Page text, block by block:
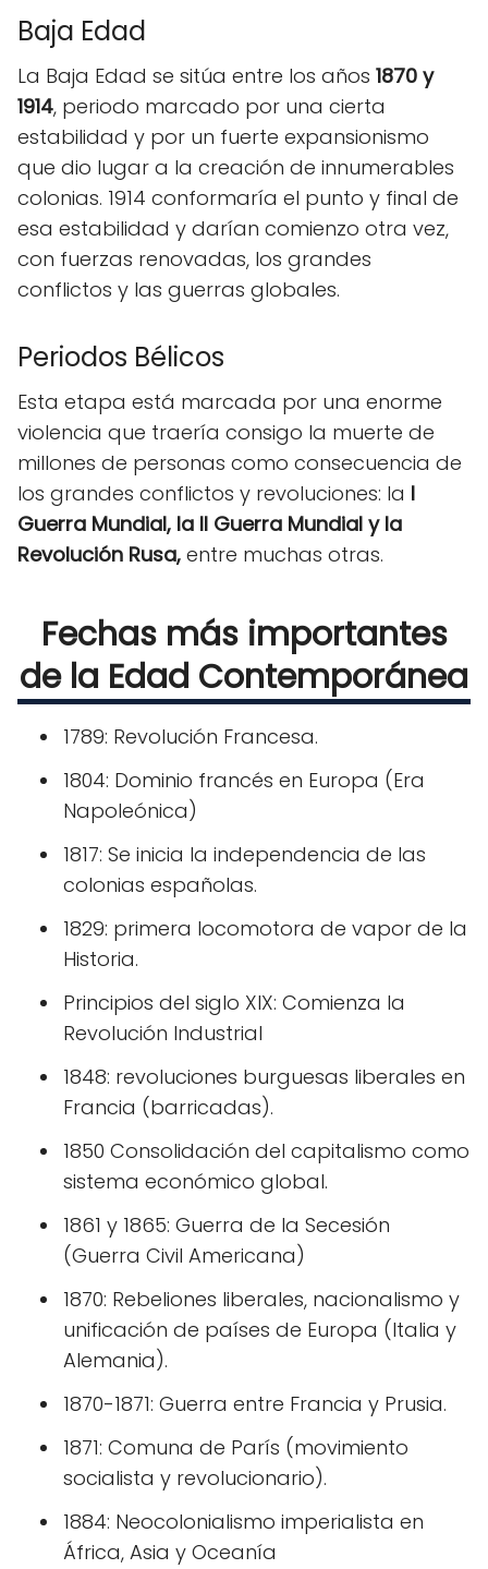
Baja Edad
La Baja Edad se sitúa entre los años 1870 y
1914, periodo marcado por una cierta
estabilidad y por un fuerte expansionismo
que dio lugar a la creación de innumerables
colonias. 1914 conformaría el punto y final de
esa estabilidad y darían comienzo otra vez,
con fuerzas renovadas, los grandes
conflictos y las guerras globales.
Periodos Bélicos
Esta etapa está marcada por una enorme
violencia que traería consigo la muerte de
millones de personas como consecuencia de
los grandes conflictos y revoluciones: la I
Guerra Mundial, la II Guerra Mundial y la
Revolución Rusa, entre muchas otras.
Fechas más importantes
de la Edad Contemporánea
1789: Revolución Francesa.
1804: Dominio francés en Europa (Era
Napoleónica)
1817: Se inicia la independencia de las
colonias españolas.
1829: primera locomotora de vapor de la
Historia.
Principios del siglo XIX: Comienza la
Revolución Industrial
1848: revoluciones burguesas liberales en
Francia (barricadas).
1850 Consolidación del capitalismo como
sistema económico global.
1861 y 1865: Guerra de la Secesión
(Guerra Civil Americana)
1870: Rebeliones liberales, nacionalismo y
unificación de países de Europa (Italia y
Alemania).
1870-1871: Guerra entre Francia y Prusia.
1871: Comuna de París (movimiento
socialista y revolucionario).
1884: Neocolonialismo imperialista en
África, Asia y Oceanía